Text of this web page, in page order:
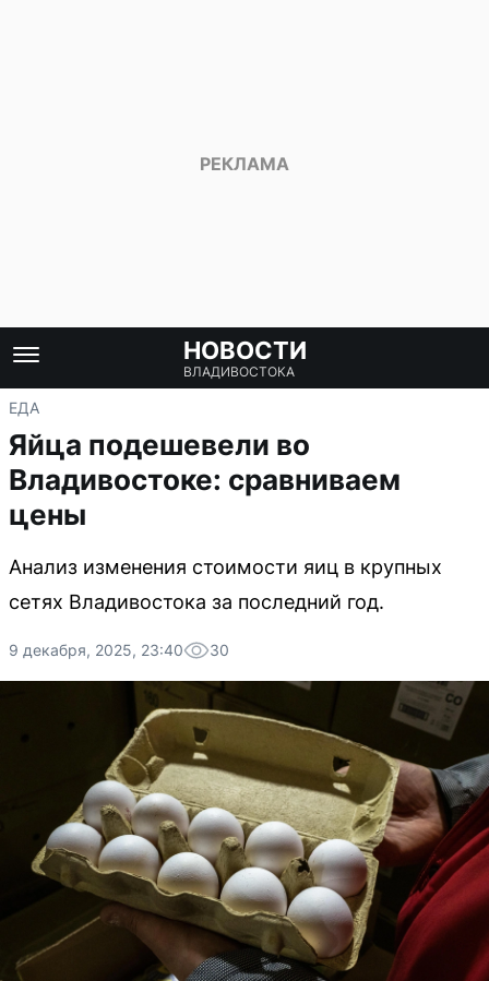
НОВОСТИ
ВЛАДИВОСТОКА
ЕДА
Яйца подешевели во
Владивостоке: сравниваем
цены
Анализ изменения стоимости яиц в крупных
сетях Владивостока за последний год.
9 декабря, 2025, 23:40 30